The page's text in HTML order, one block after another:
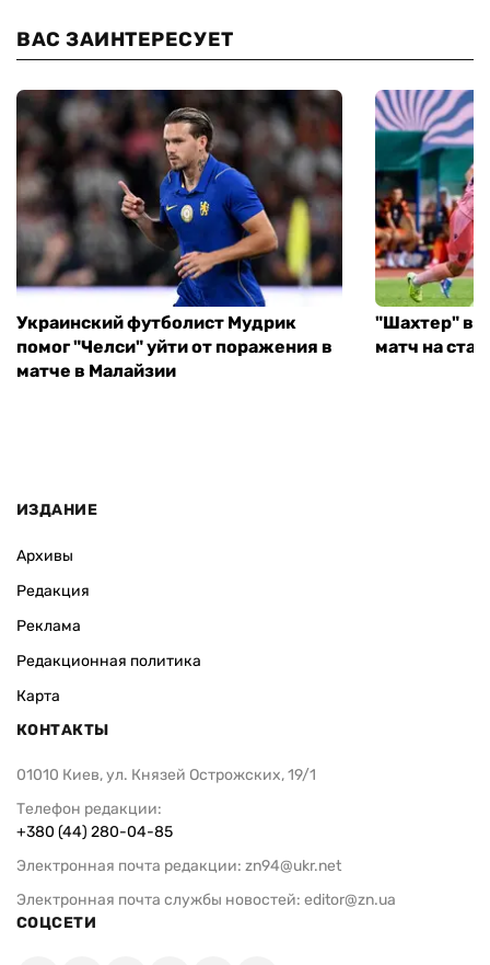
ВАС ЗАИНТЕРЕСУЕТ
Украинский футболист Мудрик
помог "Челси" уйти от поражения в
матче в Малайзии
"Шахтер"
матч на
ИЗДАНИЕ
Архивы
Редакция
Реклама
Редакционная политика
Карта
КОНТАКТЫ
01010 Киев, ул. Князей Острожских, 19/1
Телефон редакции:
+380 (44) 280-04-85
Электронная почта редакции: zn94@ukr.net
Электронная почта службы новостей: editor@zn.ua
СОЦСЕТИ